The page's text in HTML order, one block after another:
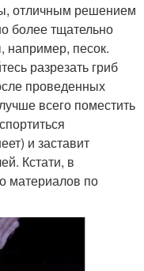
отличным решением
более тщательно
например, песок.
разрезать гриб
проведенных
всего поместить
и заставит
Кстати, в
материалов по